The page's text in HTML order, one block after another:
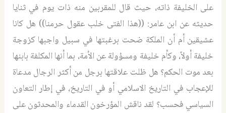
على الخليفة ذاته، حيث قال للمقربين منه ذات يوم في ثنايا
حديثه عن ابن عامر: ((هذا الفتى خلب عقول حرمنا)) هل كانا
عشيقين أم أن الملكة ضحت برغبتها في سبيل واجبها كزوجة
خليفة أولاً، وكأم خليفة ومسؤولة عن الأمة، بما أنها المكلفة بابنها
بعد موت الحكم؟ هل ظلت علاقتها برجل من أكثر الرجال مدعاة
للإعجاب في التاريخ الاسلامي أو في التاريخ، في إطار التعاون
السياسي فحسب؟ لقد ناقش المؤرخون القدماء والمحدثون على